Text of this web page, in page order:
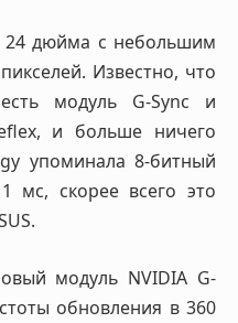
24 дюйма с небольшим
Известно, что
модуль G-Sync и
и больше ничего
упоминала 8-битный
мс, скорее всего это
модуль NVIDIA G-
обновления в 360